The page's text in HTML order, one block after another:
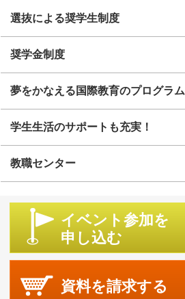
選抜による奨学生制度
奨学金制度
夢をかなえる国際教育のプログラム
学生生活のサポートも充実！
教職センター
イベント参加を
申し込む
資料を請求する